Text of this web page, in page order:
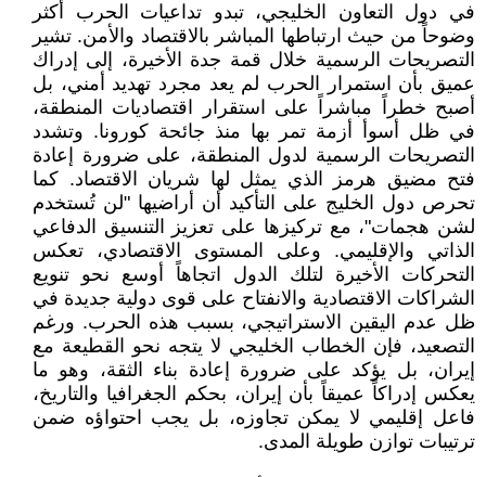
في دول التعاون الخليجي، تبدو تداعيات الحرب أكثر
وضوحاً من حيث ارتباطها المباشر بالاقتصاد والأمن. تشير
التصريحات الرسمية خلال قمة جدة الأخيرة، إلى إدراك
عميق بأن استمرار الحرب لم يعد مجرد تهديد أمني، بل
أصبح خطراً مباشراً على استقرار اقتصاديات المنطقة،
في ظل أسوأ أزمة تمر بها منذ جائحة كورونا. وتشدد
التصريحات الرسمية لدول المنطقة، على ضرورة إعادة
فتح مضيق هرمز الذي يمثل لها شريان الاقتصاد. كما
تحرص دول الخليج على التأكيد أن أراضيها "لن تُستخدم
لشن هجمات"، مع تركيزها على تعزيز التنسيق الدفاعي
الذاتي والإقليمي. وعلى المستوى الاقتصادي، تعكس
التحركات الأخيرة لتلك الدول اتجاهاً أوسع نحو تنويع
الشراكات الاقتصادية والانفتاح على قوى دولية جديدة في
ظل عدم اليقين الاستراتيجي، بسبب هذه الحرب. ورغم
التصعيد، فإن الخطاب الخليجي لا يتجه نحو القطيعة مع
إيران، بل يؤكد على ضرورة إعادة بناء الثقة، وهو ما
يعكس إدراكاً عميقاً بأن إيران، بحكم الجغرافيا والتاريخ،
فاعل إقليمي لا يمكن تجاوزه، بل يجب احتواؤه ضمن
ترتيبات توازن طويلة المدى.